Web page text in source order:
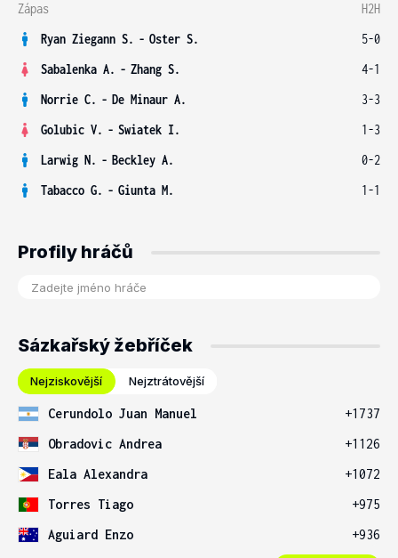
Zápas
H2H
Ryan Ziegann S. - Oster S.
5-0
Sabalenka A. - Zhang S.
4-1
Norrie C. - De Minaur A.
3-3
Golubic V. - Swiatek I.
1-3
Larwig N. - Beckley A.
0-2
Tabacco G. - Giunta M. 1-1
Profily hráčů
Sázkařský žebříček
Nejziskovější Nejztrátovější
Cerundolo Juan Manuel
+1737
Obradovic Andrea
+1126
Eala Alexandra
+1072
Torres Tiago
+975
Aguiard Enzo
+936